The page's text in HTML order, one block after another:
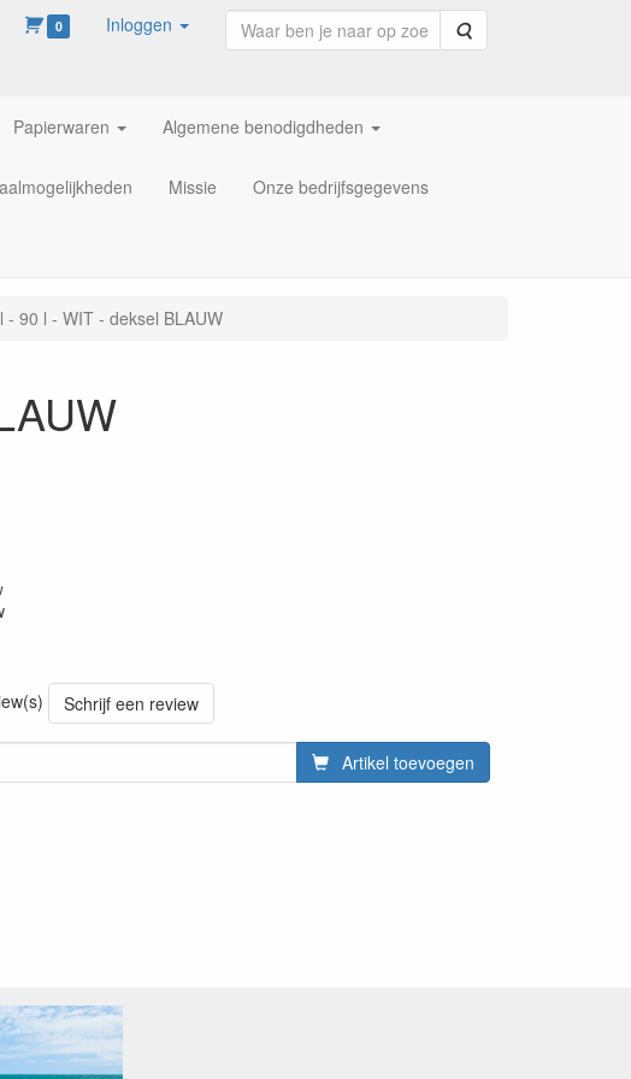
0 Inloggen Zoeken
Papierwaren Algemene benodigdheden
Missie Onze bedrijfsgegevens
- 90 l - WIT - deksel BLAUW
Schrijf een review
Artikel toevoegen